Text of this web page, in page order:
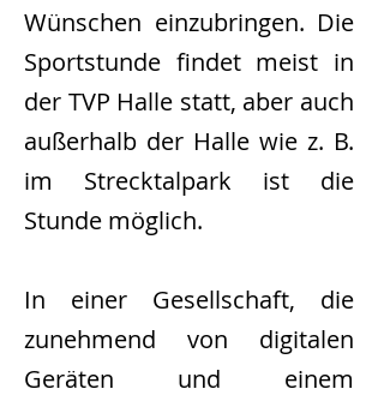
Wünschen einzubringen. Die
Sportstunde findet meist in
der TVP Halle statt, aber auch
außerhalb der Halle wie z. B.
im Strecktalpark ist die
Stunde möglich.
In einer Gesellschaft, die
zunehmend von digitalen
Geräten und einem